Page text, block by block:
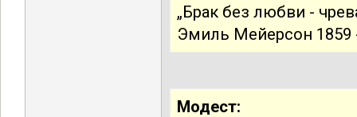
„Брак без любви -
Эмиль Мейерсон 1859
Модест: